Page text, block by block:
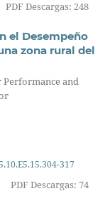
PDF Descargas: 248
el Desempeño
zona rural del
and
317
PDF Descargas: 74